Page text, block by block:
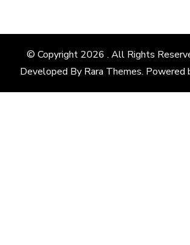
© Copyright 2026 . All Rights
Developed By Rara Themes. Powered